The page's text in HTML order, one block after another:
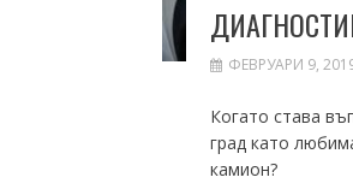
ФЕВРУАРИ 9,
Когато става
град като
камион?